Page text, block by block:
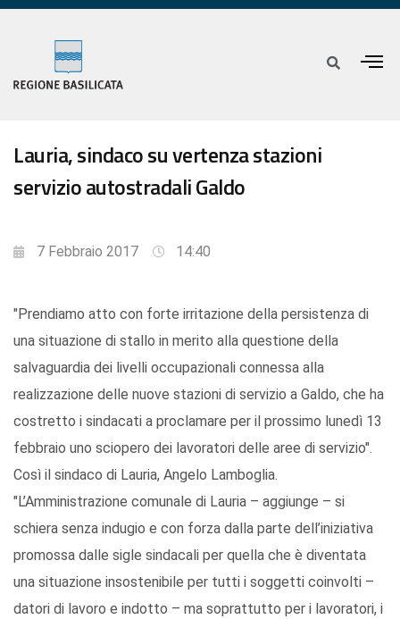
Lauria, sindaco su vertenza stazioni
servizio autostradali Galdo
7 Febbraio 2017 14:40
"Prendiamo atto con forte irritazione della persistenza di
una situazione di stallo in merito alla questione della
salvaguardia dei livelli occupazionali connessa alla
realizzazione delle nuove stazioni di servizio a Galdo, che ha
costretto i sindacati a proclamare per il prossimo lunedì 13
febbraio uno sciopero dei lavoratori delle aree di servizio".
Così il sindaco di Lauria, Angelo Lamboglia.
"L’Amministrazione comunale di Lauria – aggiunge – si
schiera senza indugio e con forza dalla parte dell’iniziativa
promossa dalle sigle sindacali per quella che è diventata
una situazione insostenibile per tutti i soggetti coinvolti –
datori di lavoro e indotto – ma soprattutto per i lavoratori, i